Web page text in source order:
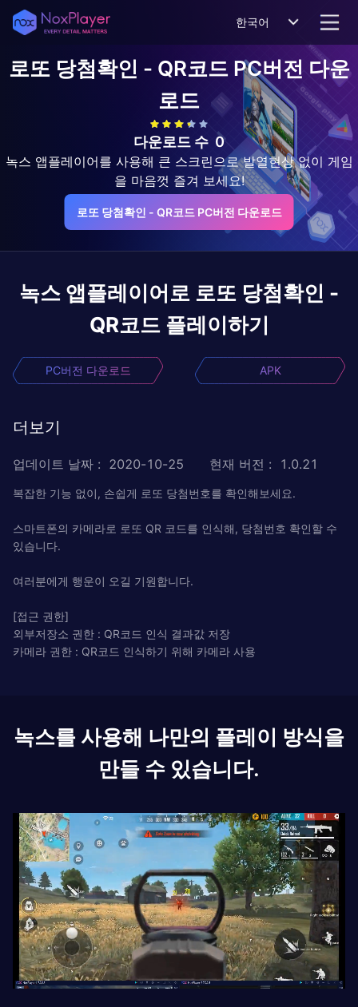
한국어
로또 당첨확인 - QR코드PC버전 다운
로드
다운로드 수 0
녹스 앱플레이어를 사용해 큰 스크린으로 발열현상 없이 게임
을 마음껏 즐겨 보세요!
로또 당첨확인 - QR코드 PC버전 다운로드
녹스 앱플레이어로 로또 당첨확인 -
QR코드 플레이하기
PC버전 다운로드 APK
더보기
업데이트 날짜 : 2020-10-25 현재 버전 : 1.0.21
복잡한 기능 없이, 손쉽게 로또 당첨번호를 확인해보세요.
스마트폰의 카메라로 로또 QR 코드를 인식해, 당첨번호 확인할 수
있습니다.
여러분에게 행운이 오길 기원합니다.
[접근 권한]
외부저장소 권한 : QR코드 인식 결과값 저장
카메라 권한 : QR코드 인식하기 위해 카메라 사용
녹스를 사용해 나만의 플레이 방식을
만들 수 있습니다.